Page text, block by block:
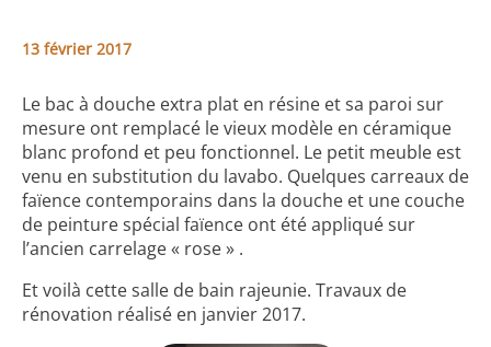
13 février 2017
Le bac à douche extra plat en résine et sa paroi sur
mesure ont remplacé le vieux modèle en céramique
blanc profond et peu fonctionnel. Le petit meuble est
venu en substitution du lavabo. Quelques carreaux de
faïence contemporains dans la douche et une couche
de peinture spécial faïence ont été appliqué sur
l’ancien carrelage « rose » .
Et voilà cette salle de bain rajeunie. Travaux de
rénovation réalisé en janvier 2017.